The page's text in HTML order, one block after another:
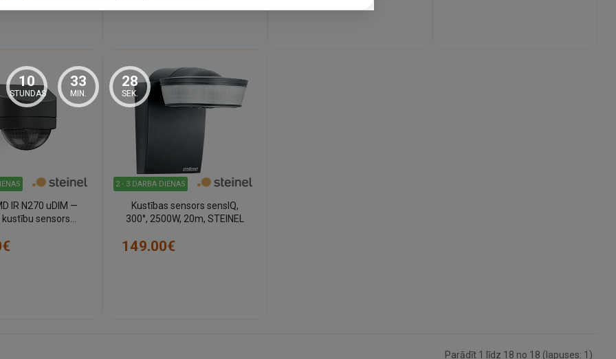
IR N270 uDIM —
kustību sensors
2 - 3 DARBA DIENAS
Kustības sensors sensIQ,
300°, 2500W, 20m, STEINEL
149.00€
Parādīt 1 līdz 18 no 18 (lapuses: 1)
10
STUNDAS
33
MIN.
27
SEK.